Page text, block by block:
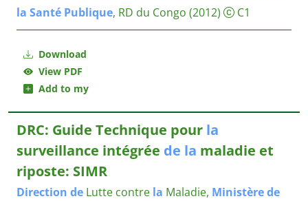
Download
View PDF
Add to my
la Santé Publique, RD du Congo (2012) C1
DRC: Guide Technique pour la
surveillance intégrée de la maladie et
riposte: SIMR
Direction de Lutte contre la Maladie, Ministèrede